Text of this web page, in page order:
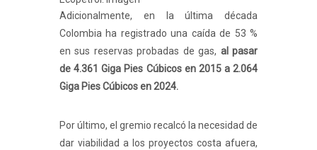
Adicionalmente, en la última década
Colombia ha registrado una caída de 53 %
en sus reservas probadas de gas, al pasar
de 4.361 Giga Pies Cúbicos en 2015 a 2.064
Giga Pies Cúbicos en 2024.
Por último, el gremio recalcó la necesidad de
dar viabilidad a los proyectos costa afuera,